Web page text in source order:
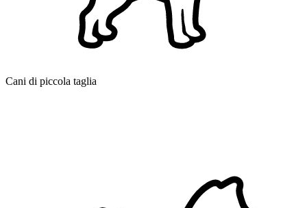
Cani di piccola taglia